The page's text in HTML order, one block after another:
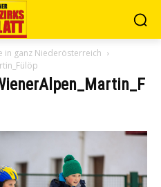
in ganz Niederösterreich